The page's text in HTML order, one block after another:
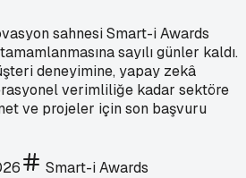
sahnesi Smart-i Awards
sayılı günler kaldı.
deneyimine, yapay zekâ
verimliliğe kadar sektöre
ve projeler için son başvuru
Smart-i Awards